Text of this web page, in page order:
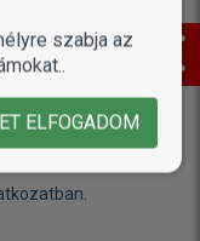
hogy a(z)
szabja az
ELFOGADOM